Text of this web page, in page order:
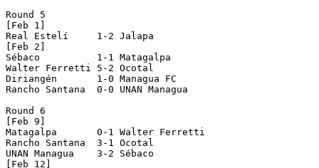
Round 5
[Feb 1]
Real Estelí     1-2 Jalapa
[Feb 2]
Sébaco          1-1 Matagalpa
Walter Ferretti 5-2 Ocotal
Diriangén       1-0 Managua FC
Rancho Santana  0-0 UNAN Managua
Round 6
[Feb 9]
Matagalpa       0-1 Walter Ferretti
Rancho Santana  3-1 Ocotal
UNAN Managua    3-2 Sébaco
[Feb 12]